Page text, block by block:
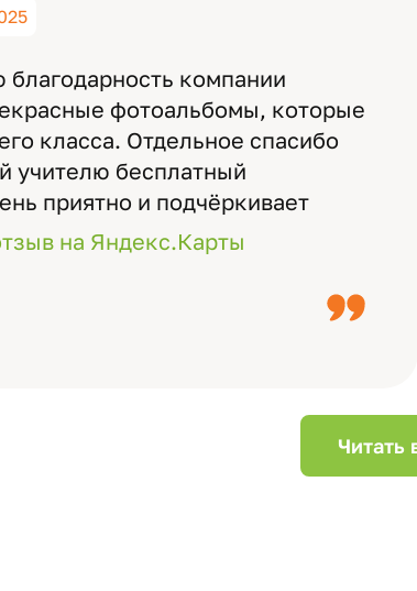
благодарность компании
фотоальбомы, которые
класса. Отдельное спасибо
учителю бесплатный
приятно и подчёркивает
Качество альбомов на высшем
красивый дизайн….
на Яндекс.Карты
Читать